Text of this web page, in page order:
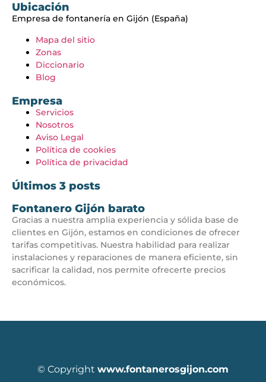
Ubicación
Empresa de fontanería en Gijón (España)
Mapa del sitio
Zonas
Diccionario
Blog
Empresa
Servicios
Nosotros
Aviso Legal
Política de cookies
Política de privacidad
Últimos 3 posts
Fontanero Gijón barato
Gracias a nuestra amplia experiencia y sólida base de
clientes en Gijón, estamos en condiciones de ofrecer
tarifas competitivas. Nuestra habilidad para realizar
instalaciones y reparaciones de manera eficiente, sin
sacrificar la calidad, nos permite ofrecerte precios
económicos.
© Copyright www.fontanerosgijon.com